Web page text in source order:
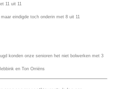
11 uit 11
eindigde toch onderin met 8 uit 11
konden onze senioren het niet bolwerken met 3
en Ton Orriëns